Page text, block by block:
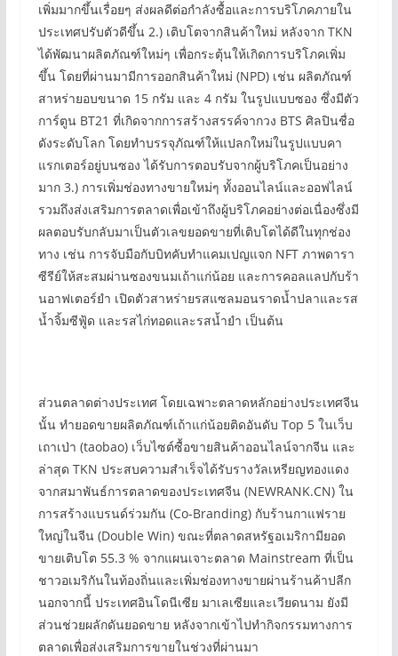
เพิ่มมากขึ้นเรื่อยๆ ส่งผลดีต่อกำลังซื้อและการบริโภคภายใน
ประเทศปรับตัวดีขึ้น 2.) เติบโตจากสินค้าใหม่ หลังจาก TKN
ได้พัฒนาผลิตภัณฑ์ใหม่ๆ เพื่อกระตุ้นให้เกิดการบริโภคเพิ่ม
ขึ้น โดยที่ผ่านมามีการออกสินค้าใหม่ (NPD) เช่น ผลิตภัณฑ์
สาหร่ายอบขนาด 15 กรัม และ 4 กรัม ในรูปแบบซอง ซึ่งมีตัว
การ์ตูน BT21 ที่เกิดจากการสร้างสรรค์จากวง BTS ศิลปินชื่อ
ดังระดับโลก โดยทำบรรจุภัณฑ์ให้แปลกใหม่ในรูปแบบคา
แรกเตอร์อยู่บนซอง ได้รับการตอบรับจากผู้บริโภคเป็นอย่าง
มาก 3.) การเพิ่มช่องทางขายใหม่ๆ ทั้งออนไลน์และออฟไลน์
รวมถึงส่งเสริมการตลาดเพื่อเข้าถึงผู้บริโภคอย่างต่อเนื่องซึ่งมี
ผลตอบรับกลับมาเป็นตัวเลขยอดขายที่เติบโตได้ดีในทุกช่อง
ทาง เช่น การจับมือกับบิทคับทำแคมเปญแจก NFT ภาพดารา
ซีรีย์ให้สะสมผ่านซองขนมเถ้าแก่น้อย และการคอลแลปกับร้า
นอาฟเตอร์ยำ เปิดตัวสาหร่ายรสแซลมอนราดน้ำปลาและรส
น้ำจิ้มซีฟู้ด และรสไก่ทอดและรสน้ำยำ เป็นต้น
ส่วนตลาดต่างประเทศ โดยเฉพาะตลาดหลักอย่างประเทศจีน
นั้น ทำยอดขายผลิตภัณฑ์เถ้าแก่น้อยติดอันดับ Top 5 ในเว็บ
เถาเป่า (taobao) เว็บไซต์ซื้อขายสินค้าออนไลน์จากจีน และ
ล่าสุด TKN ประสบความสำเร็จได้รับรางวัลเหรียญทองแดง
จากสมาพันธ์การตลาดของประเทศจีน (NEWRANK.CN) ใน
การสร้างแบรนด์ร่วมกัน (Co-Branding) กับร้านกาแฟราย
ใหญ่ในจีน (Double Win) ขณะที่ตลาดสหรัฐอเมริกามียอด
ขายเติบโต 55.3 % จากแผนเจาะตลาด Mainstream ที่เป็น
ชาวอเมริกันในท้องถิ่นและเพิ่มช่องทางขายผ่านร้านค้าปลีก
นอกจากนี้ ประเทศอินโดนีเซีย มาเลเซียและเวียดนาม ยังมี
ส่วนช่วยผลักดันยอดขาย หลังจากเข้าไปทำกิจกรรมทางการ
ตลาดเพื่อส่งเสริมการขายในช่วงที่ผ่านมา